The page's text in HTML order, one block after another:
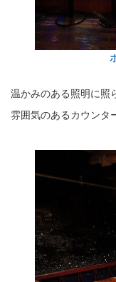
温かみのある照明に照
雰囲気のあるカウンタ